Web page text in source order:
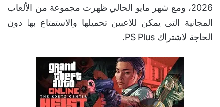
2026، ومع شهر مايو الحالي ظهرت مجموعة من الألعاب
المجانية التي يمكن للاعبين تحميلها والاستمتاع بها دون
الحاجة لاشتراك PS Plus.